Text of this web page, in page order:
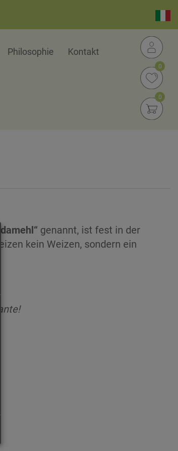
Philosophie Kontakt
0
0
genannt, ist fest in der
kein Weizen, sondern ein